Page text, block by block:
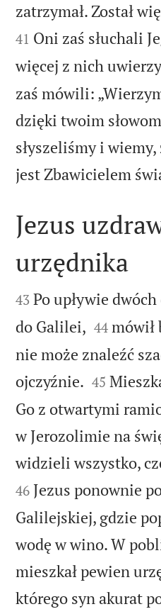
zatrzymał. Został
41 Oni zaś słuchali
więcej z nich
zaś mówili:
dzięki twoim
słyszeliśmy i wiemy,
jest Zbawicielem

Jezus
urzędnika

43 Po upływie
do Galilei, 

44 mówił
nie może znaleźć
ojczyźnie. 

45
Go z otwartymi
w Jerozolimie na
widzieli wszystko,
46 Jezus ponownie
Galilejskiej, gdzie
wodę w wino. W
mieszkał pewien
którego syn akurat